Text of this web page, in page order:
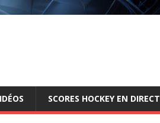
SCORES HOCKEY EN DIRECT